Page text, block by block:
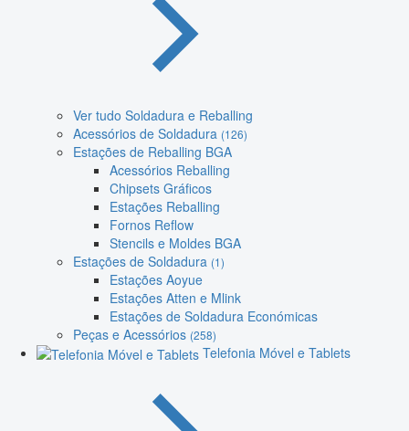
Ver tudo Soldadura e Reballing
Acessórios de Soldadura (126)
Estações de Reballing BGA
Acessórios Reballing
Chipsets Gráficos
Estações Reballing
Fornos Reflow
Stencils e Moldes BGA
Estações de Soldadura (1)
Estações Aoyue
Estações Atten e Mlink
Estações de Soldadura Económicas
Peças e Acessórios (258)
Telefonia Móvel e Tablets